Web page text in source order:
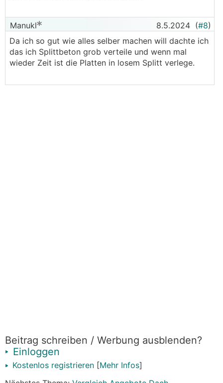
Manukl 8.5.2024 (#8)
Da ich so gut wie alles selber machen will dachte ich
das ich Splittbeton grob verteile und wenn mal
wieder Zeit ist die Platten in losem Splitt verlege.
Beitrag schreiben / Werbung ausblenden?
Einloggen
Kostenlos registrieren [Mehr Infos]